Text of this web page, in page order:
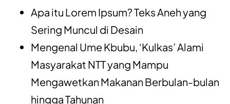
Apa itu Lorem Ipsum? Teks Aneh yang
Sering Muncul di Desain
Mengenal Ume Kbubu, ‘Kulkas’ Alami
Masyarakat NTT yang Mampu
Mengawetkan Makanan Berbulan-bulan
hingga Tahunan